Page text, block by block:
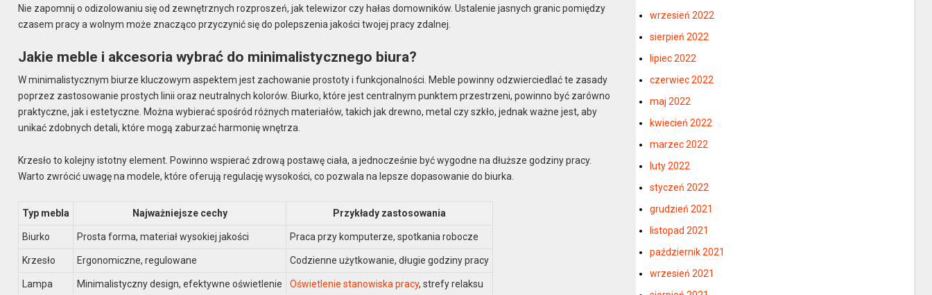
Nie zapomnij o odizolowaniu się od zewnętrznych rozproszeń, jak telewizor czy hałas domowników. Ustalenie jasnych granic pomiędzy
czasem pracy a wolnym może znacząco przyczynić się do polepszenia jakości twojej pracy zdalnej.
Jakie meble i akcesoria wybrać do minimalistycznego biura?
W minimalistycznym biurze kluczowym aspektem jest zachowanie prostoty i funkcjonalności. Meble powinny odzwierciedlać te zasady
poprzez zastosowanie prostych linii oraz neutralnych kolorów. Biurko, które jest centralnym punktem przestrzeni, powinno być zarówno
praktyczne, jak i estetyczne. Można wybierać spośród różnych materiałów, takich jak drewno, metal czy szkło, jednak ważne jest, aby
unikać zdobnych detali, które mogą zaburzać harmonię wnętrza.
Krzesło to kolejny istotny element. Powinno wspierać zdrową postawę ciała, a jednocześnie być wygodne na dłuższe godziny pracy.
Warto zwrócić uwagę na modele, które oferują regulację wysokości, co pozwala na lepsze dopasowanie do biurka.
Typ mebla Najważniejsze cechy Przykłady zastosowania
Biurko Prosta forma, materiał wysokiej jakości Praca przy komputerze, spotkania robocze
Krzesło Ergonomiczne, regulowane Codzienne użytkowanie, długie godziny pracy
Lampa Minimalistyczny design, efektywne oświetlenie Oświetlenie stanowiska pracy, strefy relaksu
wrzesień 2022
sierpień 2022
lipiec 2022
czerwiec 2022
maj 2022
kwiecień 2022
marzec 2022
luty 2022
styczeń 2022
grudzień 2021
listopad 2021
październik 2021
wrzesień 2021